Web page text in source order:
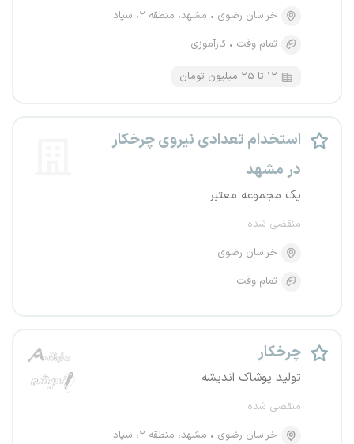
خراسان رضوی
مشهد، منطقه ۲، سپاد
تمام وقت
کارآموزی
۱۲ تا ۲۵ میلیون تومان
استخدام تعدادی نیروی چرخکار
در مشهد
یک مجموعه معتبر
منقضی شده
خراسان رضوی
تمام وقت
چرخکار
تولید پوشاک اندیشه
منقضی شده
خراسان رضوی
مشهد، منطقه ۲، سپاد